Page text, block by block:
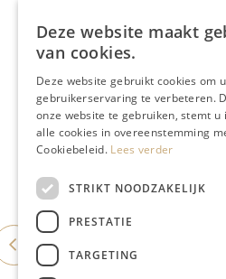
Deze website maakt
van cookies.
Deze website gebruikt cookies om
gebruikerservaring te verbeteren.
onze website te gebruiken, stemt u
alle cookies in overeenstemming
Cookiebeleid. Lees verder
STRIKT NOODZAKELIJK
PRESTATIE
TARGETING